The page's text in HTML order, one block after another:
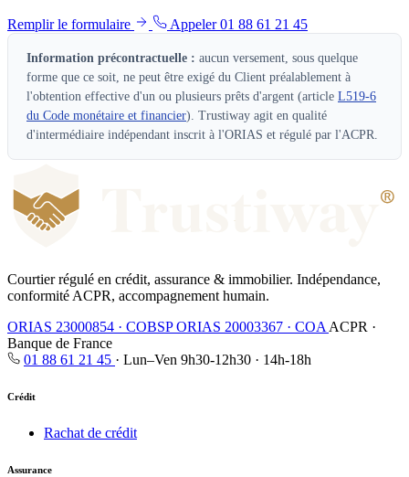
Remplir le formulaire Appeler 01 88 61 21 45
Information précontractuelle : aucun versement, sous quelque
forme que ce soit, ne peut être exigé du Client préalablement à
l'obtention effective d'un ou plusieurs prêts d'argent (article L519-6
du Code monétaire et financier). Trustiway agit en qualité
d'intermédiaire indépendant inscrit à l'ORIAS et régulé par l'ACPR.
Courtier régulé en crédit, assurance & immobilier. Indépendance,
conformité ACPR, accompagnement humain.
ORIAS 23000854 · COBSPORIAS 20003367 · COA ACPR ·
Banque de France
01 88 61 21 45 · Lun–Ven 9h30-12h30 · 14h-18h
Crédit
Rachat de crédit
Assurance